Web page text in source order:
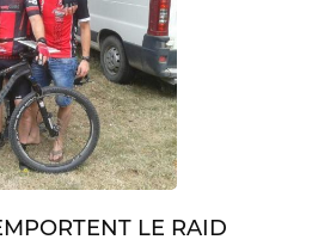
LE RAID